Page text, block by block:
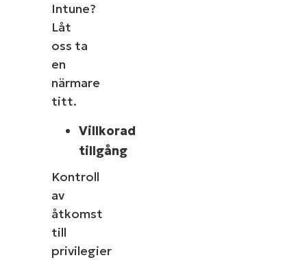
Intune?
Låt
oss ta
en
närmare
titt.
Villkorad
tillgång
Kontroll
av
åtkomst
till
privilegier